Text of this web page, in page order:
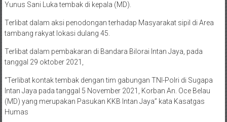
Yunus Sani Luka tembak di kepala (MD).
Terlibat dalam aksi penodongan terhadap Masyarakat sipil di Area
tambang rakyat lokasi dulang 45.
Terlibat dalam pembakaran di Bandara Bilorai Intan Jaya, pada
tanggal 29 oktober 2021,
“Terlibat kontak tembak dengan tim gabungan TNI-Polri di Sugapa
Intan Jaya pada tanggal 5 November 2021, Korban An. Oce Belau
(MD) yang merupakan Pasukan KKB Intan Jaya” kata Kasatgas
Humas